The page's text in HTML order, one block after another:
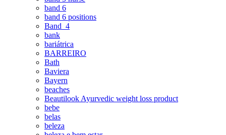
band 6
band 6 positions
Band_4
bank
bariátrica
BARREIRO
Bath
Baviera
Bayern
beaches
Beautilook Ayurvedic weight loss product
bebe
belas
beleza